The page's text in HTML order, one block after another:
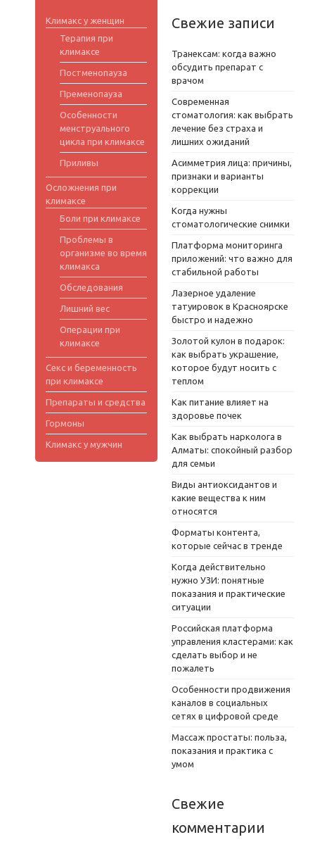
Климакс у женщин
Терапия при
климаксе
Постменопауза
Пременопауза
Особенности
менструального
цикла при климаксе
Приливы
Осложнения при
климаксе
Боли при климаксе
Проблемы в
организме во время
климакса
Обследования
Лишний вес
Операции при
климаксе
Секс и беременность
при климаксе
Препараты и средства
Гормоны
Климакс у мужчин
Свежие записи
Транексам: когда важно
обсудить препарат с
врачом
Современная
стоматология: как выбрать
лечение без страха и
лишних ожиданий
Асимметрия лица: причины,
признаки и варианты
коррекции
Когда нужны
стоматологические снимки
Платформа мониторинга
приложений: что важно для
стабильной работы
Лазерное удаление
татуировок в Красноярске
быстро и надежно
Золотой кулон в подарок:
как выбрать украшение,
которое будут носить с
теплом
Как питание влияет на
здоровье почек
Как выбрать нарколога в
Алматы: спокойный разбор
для семьи
Виды антиоксидантов и
какие вещества к ним
относятся
Форматы контента,
которые сейчас в тренде
Когда действительно
нужно УЗИ: понятные
показания и практические
ситуации
Российская платформа
управления кластерами: как
сделать выбор и не
пожалеть
Особенности продвижения
каналов в социальных
сетях в цифровой среде
Массаж простаты: польза,
показания и практика с
умом
Свежие
комментарии